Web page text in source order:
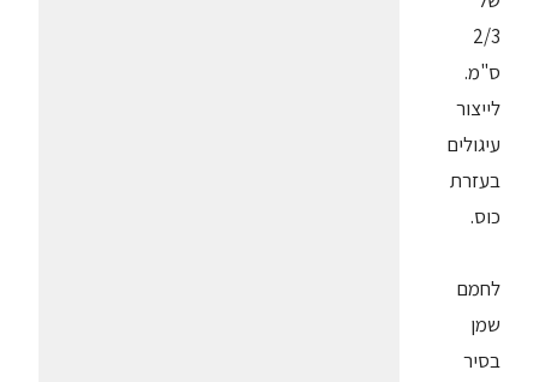
2/3
ס"מ.
לייצור
עיגולים
בעזרת
כוס.
לחמם
שמן
בסיר